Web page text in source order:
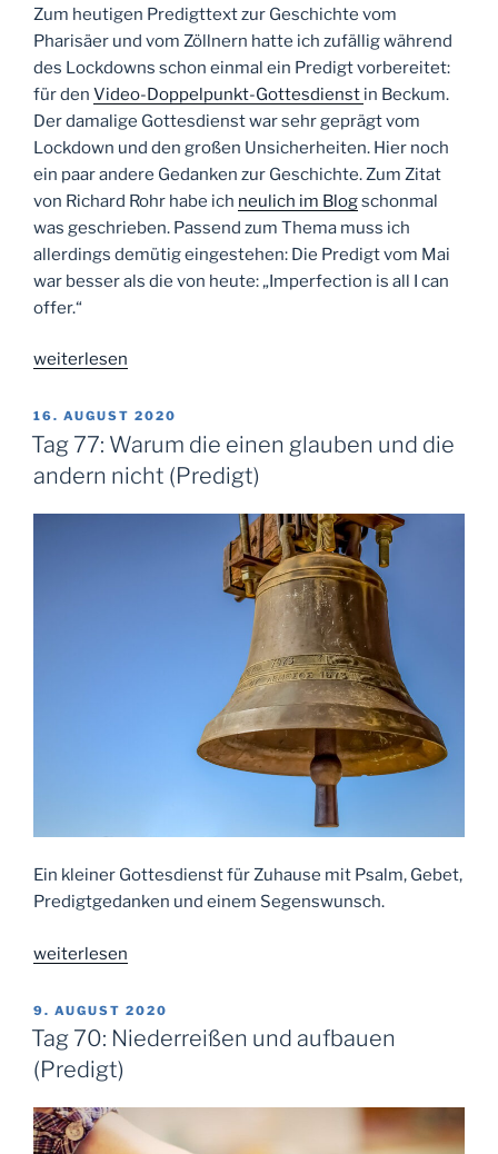
Zum heutigen Predigttext zur Geschichte vom
Pharisäer und vom Zöllnern hatte ich zufällig während
des Lockdowns schon einmal ein Predigt vorbereitet:
für den Video-Doppelpunkt-Gottesdienst in Beckum.
Der damalige Gottesdienst war sehr geprägt vom
Lockdown und den großen Unsicherheiten. Hier noch
ein paar andere Gedanken zur Geschichte. Zum Zitat
von Richard Rohr habe ich neulich im Blogschonmal
was geschrieben. Passend zum Thema muss ich
allerdings demütig eingestehen: Die Predigt vom Mai
war besser als die von heute: „Imperfection is all I can
offer.“
„Tag
Ich
habe
Unvollkommenheit
zu
weiterlesen
VERÖFFENTLICHT
AM
16. AUGUST 2020
Tag 77: Warum die einen glauben und die
andern nicht (Predigt)
Ein kleiner Gottesdienst für Zuhause mit Psalm, Gebet,
Predigtgedanken und einem Segenswunsch.
„Tag
Warum
die
einen
glauben
und
die
weiterlesen
VERÖFFENTLICHT
AM
9. AUGUST 2020
Tag 70: Niederreißen und aufbauen
(Predigt)